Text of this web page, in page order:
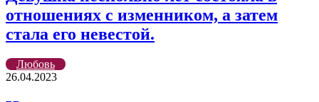
отношениях с изменником, а затем
стала его невестой.
Любовь
26.04.2023